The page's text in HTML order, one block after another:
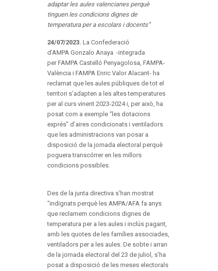
adaptar les aules valencianes perquè
tinguen les condicions dignes de
temperatura per a escolars i docents”
24/07/2023. La Confederació
d’AMPA Gonzalo Anaya -integrada
per FAMPA Castelló Penyagolosa, FAMPA-
València i FAMPA Enric Valor Alacant- ha
reclamat que les aules públiques de tot el
territori s’adapten a les altes temperatures
per al curs vinent 2023-2024 i, per això, ha
posat com a exemple “les dotacions
exprés” d’aires condicionats i ventiladors
que les administracions van posar a
disposició de la jornada electoral perquè
poguera transcórrer en les millors
condicions possibles.
Des de la junta directiva s’han mostrat
“indignats perquè les AMPA/AFA fa anys
que reclamem condicions dignes de
temperatura per a les aules i inclús pagant,
amb les quotes de les famílies associades,
ventiladors per a les aules. De sobte i arran
de la jornada electoral del 23 de juliol, s’ha
posat a disposició de les meses electorals